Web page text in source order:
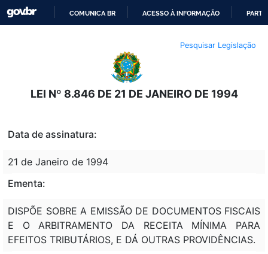
O
CONTEÚDO
COMUNICA BR ACESSO À INFORMAÇÃO
Pesquisar Legislação
LEI Nº 8.846 DE 21 DE JANEIRO DE 1994
Data de assinatura:
21 de Janeiro de 1994
Ementa:
DISPÕE SOBRE A EMISSÃO DE DOCUMENTOS FISCAIS
E O ARBITRAMENTO DA RECEITA MÍNIMA PARA
EFEITOS TRIBUTÁRIOS, E DÁ OUTRAS PROVIDÊNCIAS.